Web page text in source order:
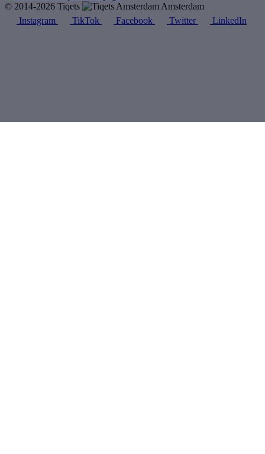
© 2014-2026 Tiqets
Amsterdam
Instagram
TikTok Facebook Twitter LinkedIn